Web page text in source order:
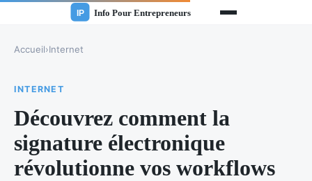
Accueil›Internet
INTERNET
Découvrez comment la
signature électronique
révolutionne vos workflows